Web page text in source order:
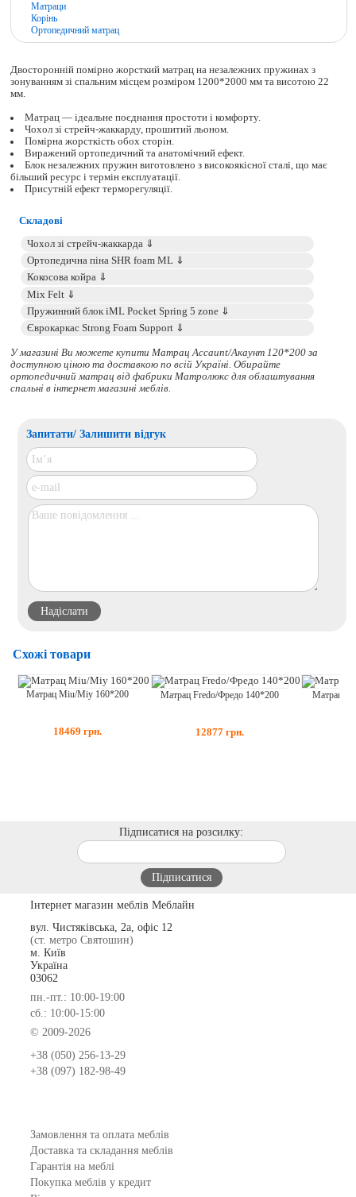
Матраци
Корінь
Ортопедичний матрац
Двосторонній помірно жорсткий матрац на незалежних пружинах з
зонуванням зі спальним місцем розміром 1200*2000 мм та висотою 22
мм.
Матрац — ідеальне поєднання простоти і комфорту.
Чохол зі стрейч-жаккарду, прошитий льоном.
Помірна жорсткість обох сторін.
Виражений ортопедичний та анатомічний ефект.
Блок незалежних пружин виготовлено з високоякісної сталі, що має
більший ресурс і термін експлуатації.
Присутній ефект терморегуляції.
Складові
У магазині Ви можете купити Матрац Accaunt/Акаунт 120*200 за
доступною ціною та доставкою по всій Україні. Обирайте
ортопедичний матрацвід фабрики Матролюкс для облаштування
спальні в інтернет магазині меблів.
Запитати/ Залишити відгук
Схожі товари
Матрац Miu/Міу 160*200
18469 грн.
Матрац Fredo/Фредо 140*200
12877 грн.
Матрац
Підписатися на розсилку:
Інтернет магазин меблів Меблайн
вул. Чистяківська, 2а, офіс 12
(ст. метро Святошин)
м. Київ
Україна
03062
пн.-пт.: 10:00-19:00
сб.: 10:00-15:00
© 2009-2026
+38 (050) 256-13-29
+38 (097) 182-98-49
Замовлення та оплата меблів
Доставка та складання меблів
Гарантія на меблі
Покупка меблів у кредит